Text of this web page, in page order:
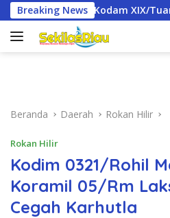
Langsung
ke
konten
Breaking News
Tuanku Tambusai PLN
Beranda Daerah Rokan Hilir
Rokan Hilir
Kodim 0321/Rohil
Koramil 05/Rm
Cegah Karhutla